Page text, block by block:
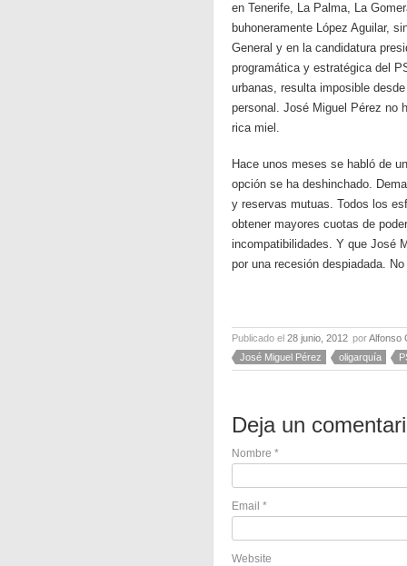
en Tenerife, La Palma, La
buhoneramente López Aguilar,
General y en la candidatura
programática y estratégica del
urbanas, resulta imposible
personal. José Miguel Pérez no
rica miel.
Hace unos meses se habló de
opción se ha deshinchado.
y reservas mutuas. Todos los
obtener mayores cuotas de
incompatibilidades. Y que José
por una recesión despiadada.
Publicado el 28 junio, 2012 porAlfonso
José Miguel Pérez
oligarquía
Deja un
Nombre *
Email *
Website